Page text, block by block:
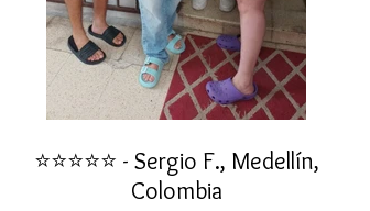
⭐⭐⭐⭐⭐ - Sergio F., Medellín,
Colombia